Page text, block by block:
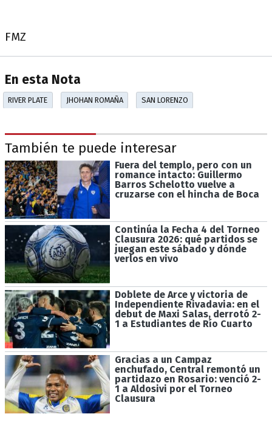
FMZ
En esta Nota
RIVER PLATE JHOHAN ROMAÑA SAN LORENZO
También te puede interesar
Fuera del templo, pero con un
romance intacto: Guillermo
Barros Schelotto vuelve a
cruzarse con el hincha de Boca
Continúa la Fecha 4 del Torneo
Clausura 2026: qué partidos se
juegan este sábado y dónde
verlos en vivo
Doblete de Arce y victoria de
Independiente Rivadavia: en el
debut de Maxi Salas, derrotó 2-
1 a Estudiantes de Río Cuarto
Gracias a un Campaz
enchufado, Central remontó un
partidazo en Rosario: venció 2-
1 a Aldosivi por el Torneo
Clausura